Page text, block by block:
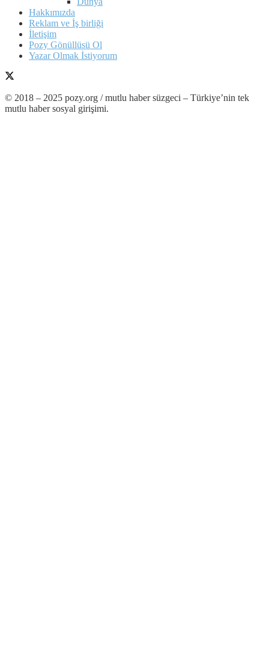
Hakkımızda
Reklam ve İş birliği
İletişim
Pozy Gönüllüsü Ol
Yazar Olmak İstiyorum
© 2018 – 2025 pozy.org / mutlu haber süzgeci – Türkiye’nin tek
mutlu haber sosyal girişimi.